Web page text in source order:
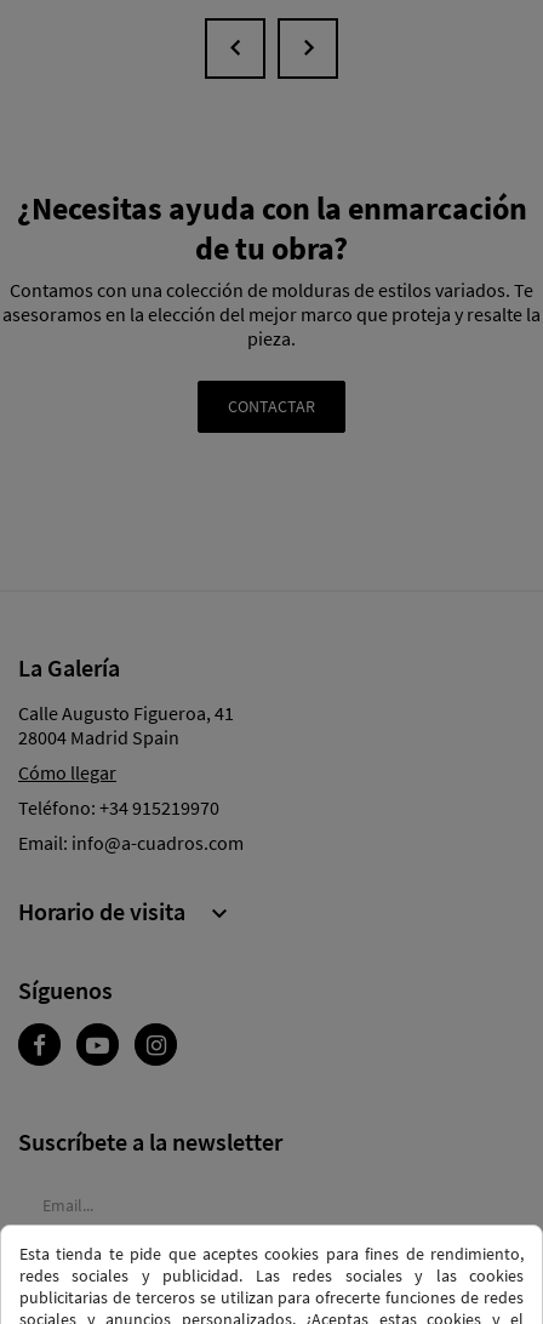
¿Necesitas ayuda con la enmarcación
de tu obra?
Contamos con una colección de molduras de estilos variados. Te
asesoramos en la elección del mejor marco que proteja y resalte la
pieza.
CONTACTAR
La Galería
Calle Augusto Figueroa, 41
28004 Madrid Spain
Cómo llegar
Teléfono: +34 915219970
Email: info@a-cuadros.com
Síguenos
Horario de visita 
Suscríbete a la newsletter
Acepto las condiciones generales y lapolítica de confidencialidad
Esta tienda te pide que aceptes cookies para fines de rendimiento,
redes sociales y publicidad. Las redes sociales y las cookies
publicitarias de terceros se utilizan para ofrecerte funciones de redes
sociales y anuncios personalizados. ¿Aceptas estas cookies y el